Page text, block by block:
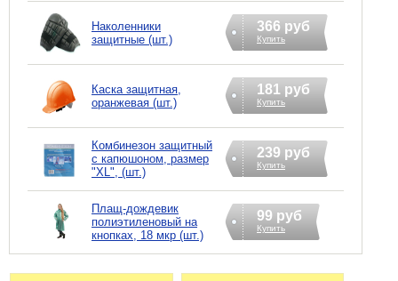
Наколенники
защитные (шт.)
366 руб
Купить
Каска защитная,
оранжевая (шт.)
181 руб
Купить
Комбинезон защитный
с капюшоном, размер
"XL", (шт.)
239 руб
Купить
Плащ-дождевик
полиэтиленовый на
кнопках, 18 мкр (шт.)
99 руб
Купить